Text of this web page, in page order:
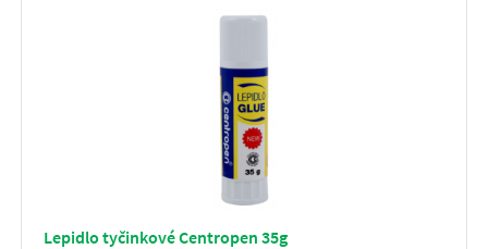
Lepidlo tyčinkové Centropen 35g